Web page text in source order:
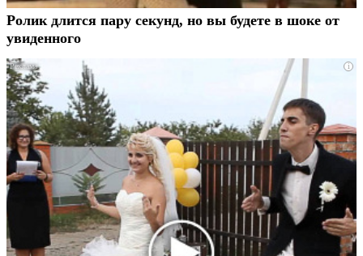
Ролик длится пару секунд, но вы будете в шоке от
увиденного
i